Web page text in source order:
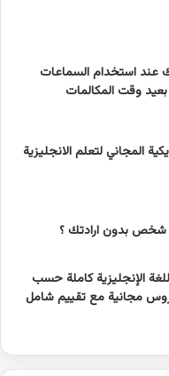
عند استخدام السماعات
وقت المكالمات
المجاني لتعلم الانجليزية
شخص بدون ارادتك ؟
الإنجليزية كاملة حسب
مجانية مع تقييم شامل